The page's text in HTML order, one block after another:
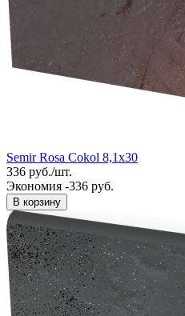
Semir Rosa Cokol 8,1x30
336 руб./шт.
Экономия -336 руб.
В корзину